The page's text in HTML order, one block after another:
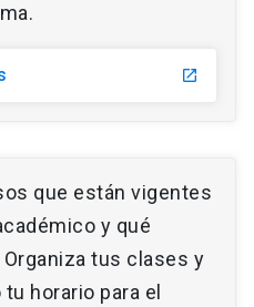
launch
que están vigentes
y qué
tus clases y
horario para el